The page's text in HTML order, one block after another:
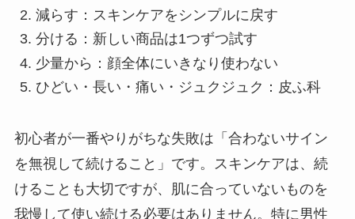
減らす：スキンケアをシンプルに戻す
分ける：新しい商品は1つずつ試す
少量から：顔全体にいきなり使わない
ひどい・長い・痛い・ジュクジュク：皮ふ科
初心者が一番やりがちな失敗は「合わないサイン
を無視して続けること」です。スキンケアは、続
けることも大切ですが、肌に合っていないものを
我慢して使い続ける必要はありません。特に男性